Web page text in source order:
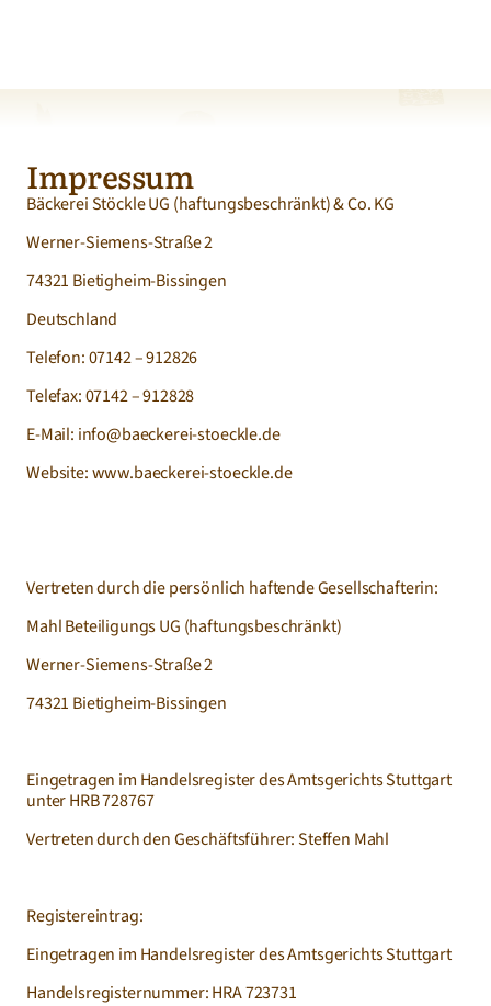
Impressum
Bäckerei Stöckle UG (haftungsbeschränkt) & Co. KG
Werner-Siemens-Straße 2
74321 Bietigheim-Bissingen
Deutschland
Telefon: 07142 – 912826
Telefax: 07142 – 912828
E-Mail: info@baeckerei-stoeckle.de
Website: www.baeckerei-stoeckle.de
Vertreten durch die persönlich haftende Gesellschafterin:
Mahl Beteiligungs UG (haftungsbeschränkt)
Werner-Siemens-Straße 2
74321 Bietigheim-Bissingen
Eingetragen im Handelsregister des Amtsgerichts Stuttgart
unter HRB 728767
Vertreten durch den Geschäftsführer: Steffen Mahl
Registereintrag:
Eingetragen im Handelsregister des Amtsgerichts Stuttgart
Handelsregisternummer: HRA 723731